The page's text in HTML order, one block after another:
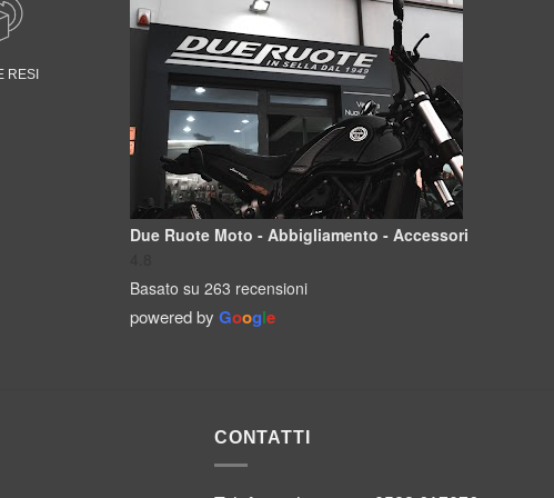
RESI
Due Ruote Moto - Abbigliamento - Accessori
Basato su 263 recensioni
powered by Google
CONTATTI